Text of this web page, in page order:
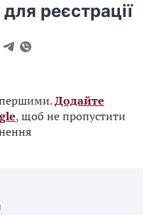
реєстрації
першими.Додайте
, щоб не пропустити